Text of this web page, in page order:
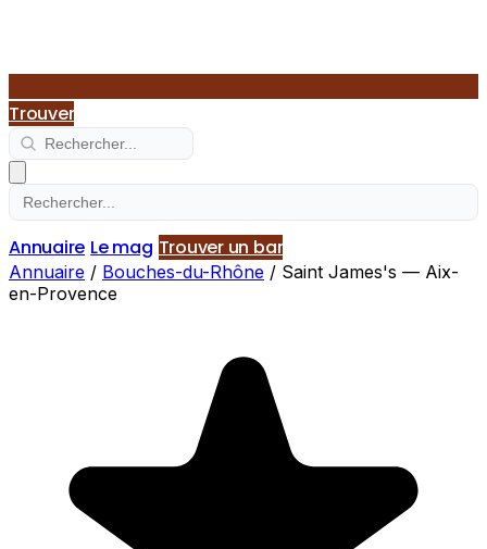
Trouver
Annuaire Le mag Trouver un bar
Annuaire / Bouches-du-Rhône / Saint James's — Aix-
en-Provence